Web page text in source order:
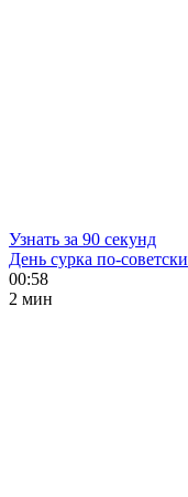
Узнать за 90 секунд
День сурка по-советски
00:58
2 мин